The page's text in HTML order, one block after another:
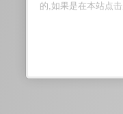
的,如果是在本站点